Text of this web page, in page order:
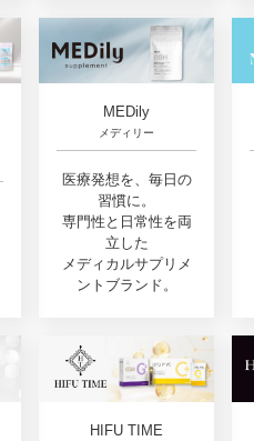
MEDily
メディリー
医療発想を、毎日の
習慣に。
専門性と日常性を両
立した
メディカルサプリメ
ントブランド。
HIFU TIME